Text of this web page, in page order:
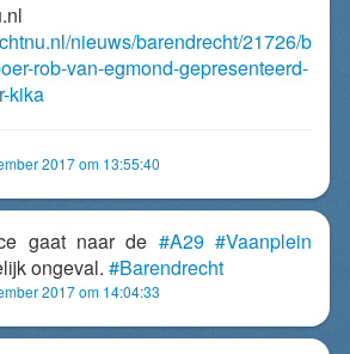
nieuws/barendrecht/21726/b
rob-van-egmond-gepresenteerd-
kika
2017 om 13:55:40
gaat naar de #A29 #Vaanplein
ongeval. #Barendrecht
2017 om 14:04:33